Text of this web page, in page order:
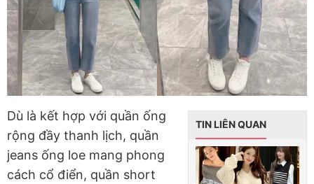
TIN LIÊN QUAN
Dù là kết hợp với quần ống
rộng đầy thanh lịch, quần
jeans ống loe mang phong
cách cổ điển, quần short